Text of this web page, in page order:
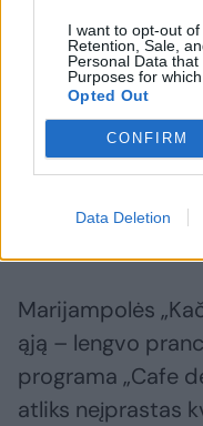
I want to opt-out of
Retention, Sale,
Personal Data
Purposes for
Opted Out
CONFIRM
Data Deletion
Sebastienas
„Atlikti Brahmso
sunku, bet labai
balsai susipina“,
rengiamo
Marijampolės
ąją – lengvo
programa „Cafe
atliks neįprastas